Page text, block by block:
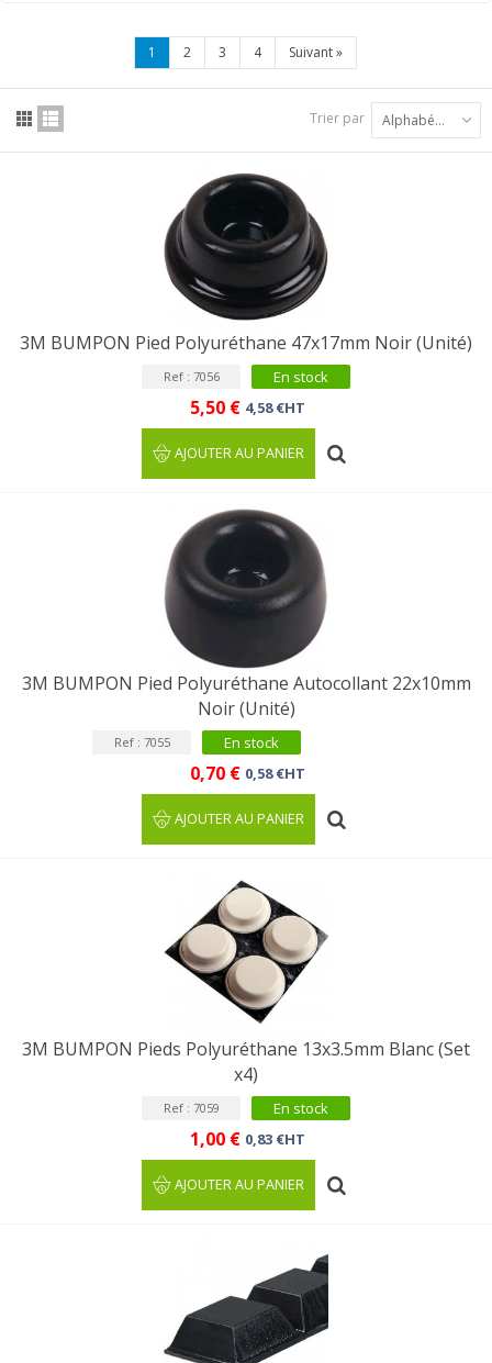
1 2 3 4 Suivant»
Trier par Alphabétique : A à Z
3M BUMPON Pied Polyuréthane 47x17mm Noir (Unité)
Ref : 7056 En stock
5,50 € 4,58 €HT
AJOUTER AU PANIER
3M BUMPON Pied Polyuréthane Autocollant 22x10mm
Noir (Unité)
Ref : 7055 En stock
0,70 € 0,58 €HT
AJOUTER AU PANIER
3M BUMPON Pieds Polyuréthane 13x3.5mm Blanc (Set
x4)
Ref : 7059 En stock
1,00 € 0,83 €HT
AJOUTER AU PANIER